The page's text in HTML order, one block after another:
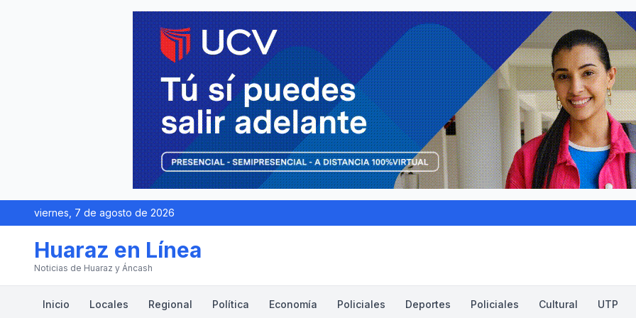
viernes, 7 de agosto de 2026
Huaraz en Línea
Noticias de Huaraz y Áncash
Inicio Locales Regional Política Economía Policiales Deportes Policiales Cultural UTP